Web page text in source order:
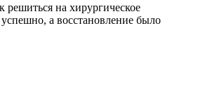
на хирургическое
а восстановление было